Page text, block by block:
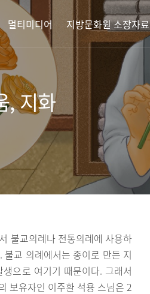
멀티미디어 지방문화원 소장자료
, 지화
불교의례나 전통의례에 사용하
교 의례에서는 종이로 만든 지
으로 여기기 때문이다. 그래서
보유자인 이주환 석용 스님은 2